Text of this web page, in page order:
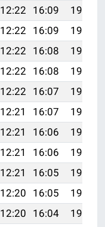
12:22 16:09
19:18
12:22 16:09
19:17
12:22 16:08
19:16
12:22 16:08
19:15
12:22 16:07
19:13
12:21 16:07
19:12
12:21 16:06
19:11
12:21 16:06
19:10
12:21 16:05
19:08
12:20 16:05
19:07
12:20 16:04
19:06